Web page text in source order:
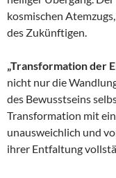
kosmischen
des Zukünftigen.
„Transformation der
nicht nur die
des Bewusstseins
Transformation mit
unausweichlich und
ihrer Entfaltung